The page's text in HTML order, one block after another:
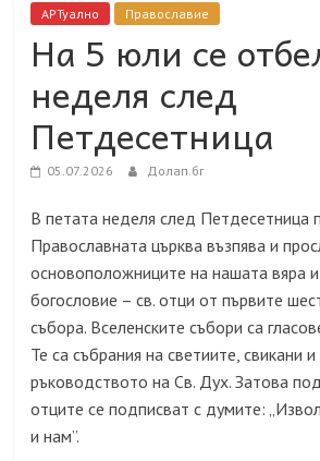
АРТуално Православие
На 5 юли се
неделя след
Петдесетница
05.07.2026 Долап.бг
В петата неделя след Петдесетница
Православната църква възпява и
основоположниците на нашата вяра
богословие – св. отци от първите
събора. Вселенските събори са
Те са събрания на светиите, свикани
ръководството на Св. Дух. Затова
отците се подписват с думите:
и нам”.